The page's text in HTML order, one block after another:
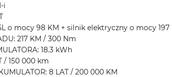
i
o mocy 98 KM + silnik elektryczny o mocy 197
217 KM / 300 Nm
18.3 kWh
/ 150 000 km
8 LAT / 200 000 KM